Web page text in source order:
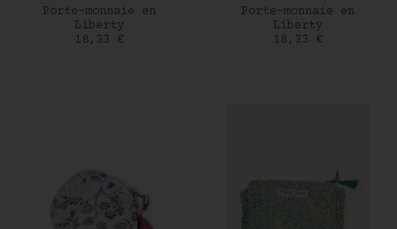
AJOUTER AU PANIER
Porte-monnaie en
Liberty
Prix
18,33 €
AJOUTER AU PANIER
Porte-monnaie en
Liberty
Prix
18,33 €